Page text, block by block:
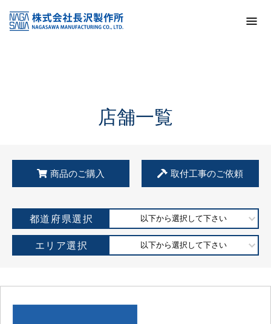
KSS加盟店・取扱店情報
店舗一覧
店舗一覧
商品のご購入 取付工事のご依頼
都道府県選択 以下から選択して下さい
エリア選択 以下から選択して下さい